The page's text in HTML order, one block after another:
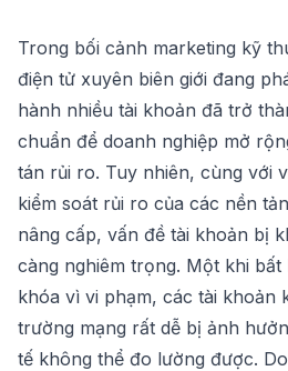
Trong bối cảnh marketing kỹ
điện tử xuyên biên giới đang
hành nhiều tài khoản đã trở
chuẩn để doanh nghiệp mở
tán rủi ro. Tuy nhiên, cùng với
kiểm soát rủi ro của các nền
nâng cấp, vấn đề tài khoản bị
càng nghiêm trọng. Một khi
khóa vì vi phạm, các tài khoản
trường mạng rất dễ bị ảnh
tế không thể đo lường được.